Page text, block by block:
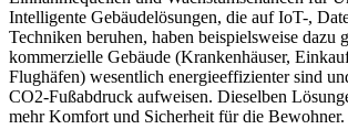
Intelligente Gebäudelösungen, die auf IoT-,
Techniken beruhen, haben beispielsweise dazu
kommerzielle Gebäude (Krankenhäuser,
Flughäfen) wesentlich energieeffizienter sind
CO2-Fußabdruck aufweisen. Dieselben
mehr Komfort und Sicherheit für die Bewohner.